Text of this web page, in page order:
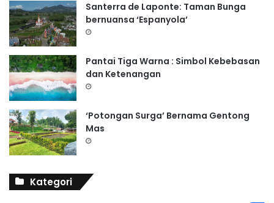
Santerra de Laponte: Taman Bunga
bernuansa ‘Espanyola’
Pantai Tiga Warna : Simbol Kebebasan
dan Ketenangan
‘Potongan Surga’ Bernama Gentong
Mas
Kategori